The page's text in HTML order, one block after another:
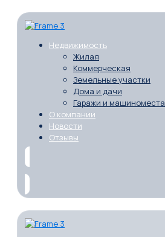
Недвижимость
Жилая
Коммерческая
Земельные участки
Дома и дачи
Гаражи и машиноместа
О компании
Новости
Отзывы